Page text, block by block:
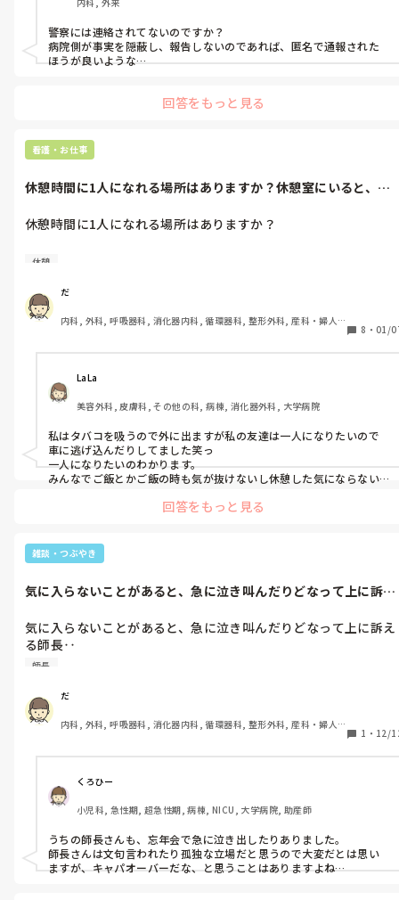
警察には連絡されてないのですか？
病院側が事実を隠蔽し、報告しないのであれば、匿名で通報された
ほうが良いような…
回答をもっと見る
看護・お仕事
休憩時間に1人になれる場所はありますか？休憩室にいると、根
休憩時間に1人になれる場所はありますか？
休憩室にいると、根掘り葉掘りいろいろなことを聞かれて疲れま
変な話をしていて、聞いていて気分が悪くなることさえありま
す。
人といると気を使いすぎて疲れてしまうタイプです。
休憩くらい、1人になりたいのです。
こんな人私くらいしかいないのかな。
私と同じような人いらっしゃいましたら、1人になれる場所や工
夫していることありましたら教えてください。
休憩
だ
内科, 外科, 呼吸器科, 消化器内科, 循環器科, 整形外科, 産科・婦人
一般病院, 大学病院, オペ室, 透析
8 ・ 01/
LaLa
美容外科, 皮膚科, その他の科, 病棟, 消化器外科, 大学病院
私はタバコを吸うので外に出ますが私の友達は一人になりたいので
車に逃げ込んだりしてました笑っ
一人になりたいのわかります。
みんなでご飯とかご飯の時も気が抜けないし休憩した気にならない
回答をもっと見る
雑談・つぶやき
気に入らないことがあると、急に泣き叫んだりどなって上に訴え
気に入らないことがあると、急に泣き叫んだりどなって上に訴え
る師長‥
キャパオーバーだと思う
誰のせいでもないよ
師長
だ
内科, 外科, 呼吸器科, 消化器内科, 循環器科, 整形外科, 産科・婦人
一般病院, 大学病院, オペ室, 透析
1 ・ 12/
くろひー
小児科, 急性期, 超急性期, 病棟, NICU, 大学病院, 助産師
うちの師長さんも、忘年会で急に泣き出したりありました。
師長さんは文句言われたり孤独な立場だと思うので大変だとは思い
ますが、キャパオーバーだな、と思うことはありますよね…